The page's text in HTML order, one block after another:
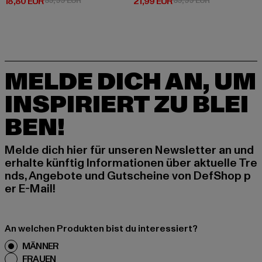
MELDE DICH AN, UM
INSPIRIERT ZU BLEI
BEN!
Melde dich hier für unseren Newsletter an und
erhalte künftig Informationen über aktuelle Tre
nds, Angebote und Gutscheine von DefShop p
er E-Mail!
An welchen Produkten bist du interessiert?
MÄNNER
FRAUEN